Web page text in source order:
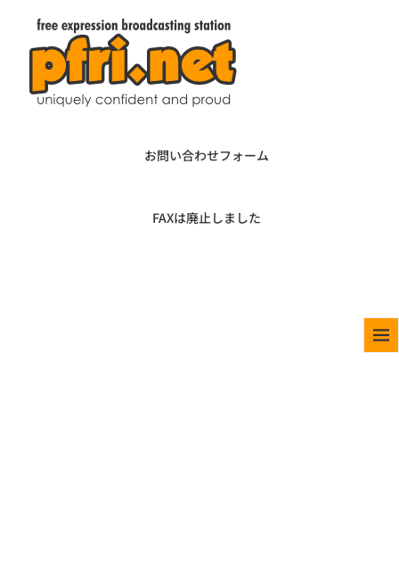
お問い合わせフォーム
FAXは廃止しました